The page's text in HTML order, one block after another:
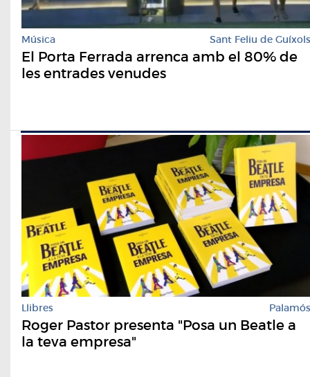
Música Sant Feliu de Guíxols
El Porta Ferrada arrenca amb el 80% de
les entrades venudes
Llibres Palamós
Roger Pastor presenta "Posa un Beatle a
la teva empresa"